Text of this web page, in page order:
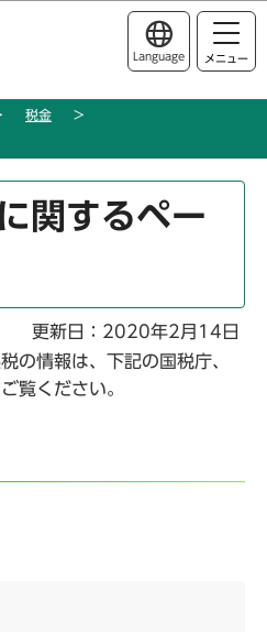
の本文へ移動
Language メニュー
税金
関するペー
更新日：2020年2月14日
の情報は、下記の国税庁、
覧ください。